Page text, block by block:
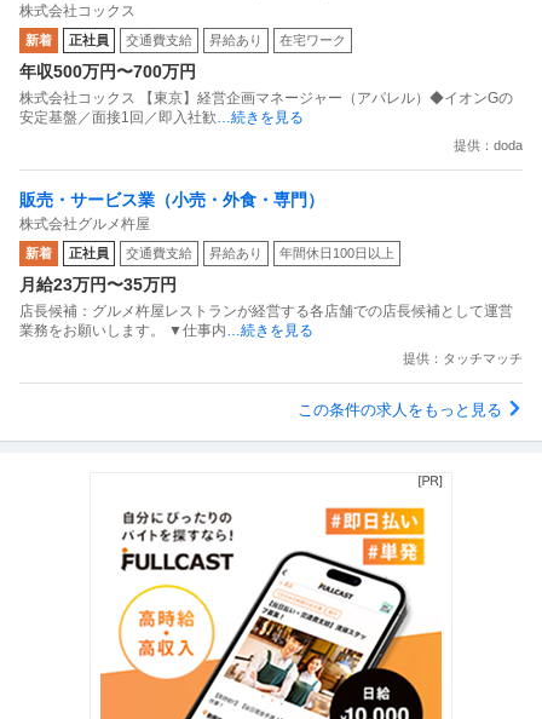
面接1回／即入社歓迎
株式会社コックス
新着 正社員 交通費支給 昇給あり 在宅ワーク
年収500万円〜700万円
株式会社コックス 【東京】経営企画マネージャー（アパレル）◆イオンGの
安定基盤／面接1回／即入社歓 …続きを見る
提供：doda
販売・サービス業（小売・外食・専門）
株式会社グルメ杵屋
新着 正社員 交通費支給 昇給あり 年間休日100日以上
月給23万円〜35万円
店長候補：グルメ杵屋レストランが経営する各店舗での店長候補として運営
業務をお願いします。 ▼仕事内 …続きを見る
提供：タッチマッチ
この条件の求人をもっと見る